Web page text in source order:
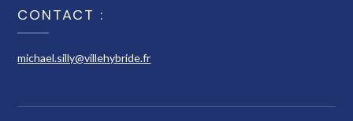
CONTACT :
michael.silly@villehybride.fr